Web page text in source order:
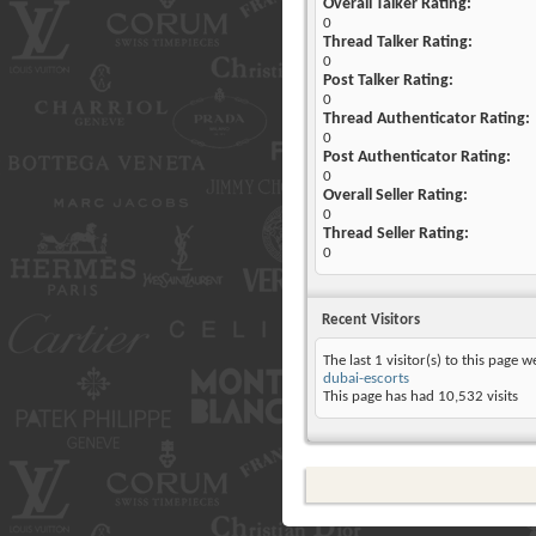
Overall Talker Rating:
0
Thread Talker Rating:
0
Post Talker Rating:
0
Thread Authenticator Rating:
0
Post Authenticator Rating:
0
Overall Seller Rating:
0
Thread Seller Rating:
0
Recent Visitors
The last 1 visitor(s) to this page
dubai-escorts
This page has had 10,532 visits